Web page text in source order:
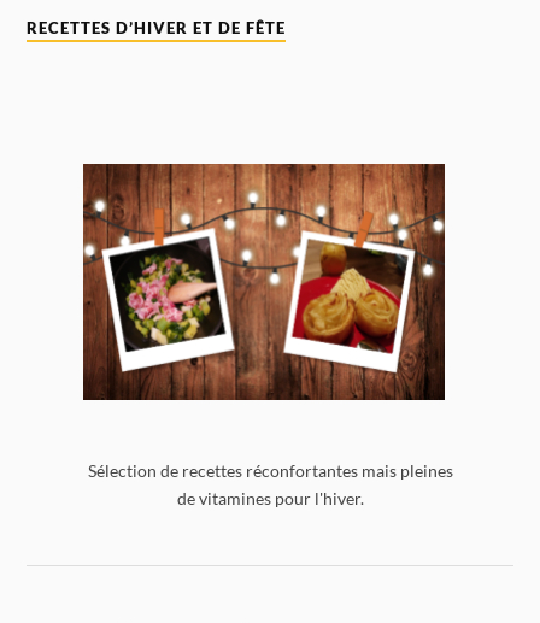
RECETTES D’HIVER ET DE FÊTE
Sélection de recettes réconfortantes mais pleines
de vitamines pour l'hiver.